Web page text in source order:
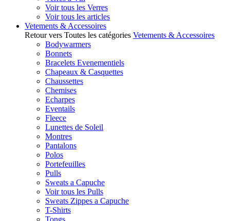
Voir tous les Verres
Voir tous les articles
Vetements & Accessoires
Retour vers Toutes les catégories Vetements & Accessoires
Bodywarmers
Bonnets
Bracelets Evenementiels
Chapeaux & Casquettes
Chaussettes
Chemises
Echarpes
Eventails
Fleece
Lunettes de Soleil
Montres
Pantalons
Polos
Portefeuilles
Pulls
Sweats a Capuche
Voir tous les Pulls
Sweats Zippes a Capuche
T-Shirts
Tongs